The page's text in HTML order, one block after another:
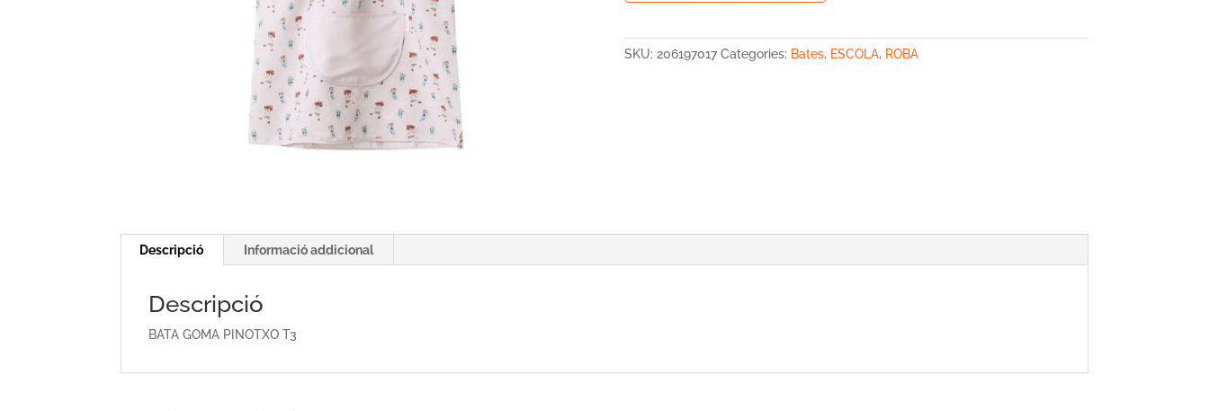
PINOTXO
SKU: 206197017 Categories: Bates, ESCOLA, ROBA
Descripció Informació addicional
Descripció
BATA GOMA PINOTXO T3